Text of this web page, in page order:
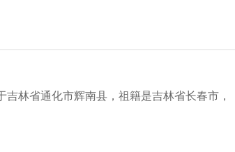
林省通化市辉南县，祖籍是吉林省长春市，